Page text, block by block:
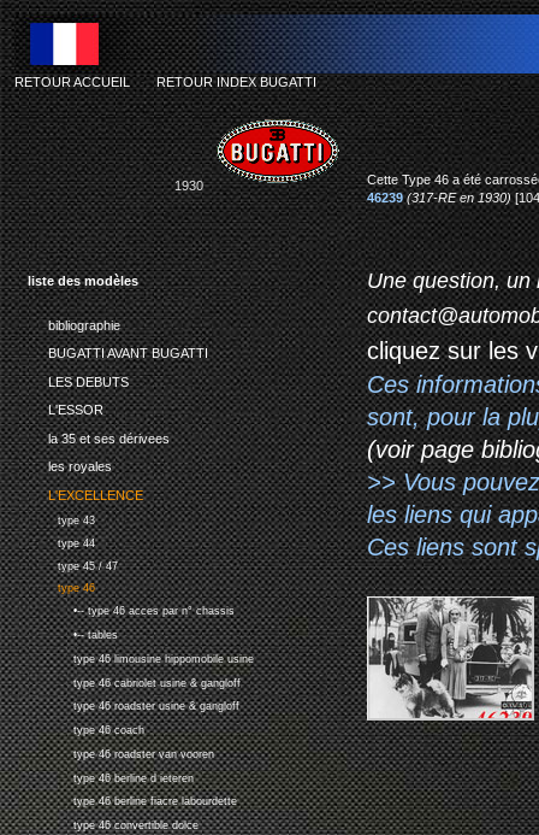
liste des modèles
bibliographie
BUGATTI AVANT BUGATTI
LES DEBUTS
L'ESSOR
la 35 et ses dérivees
les royales
L'EXCELLENCE
type 43
type 44
type 45 / 47
type 46
•-- type 46 acces par n° chassis
•-- tables
type 46 limousine hippomobile usine
type 46 cabriolet usine & gangloff
type 46 roadster usine & gangloff
type 46 coach
type 46 roadster van vooren
type 46 berline d ieteren
type 46 berline fiacre labourdette
type 46 convertible dolce
RETOUR ACCUEIL-RETOUR INDEX BUGATTI
1930
Cette Type 46 a été
46239 (317-RE en 1930)
Une question,
cliquez sur les
Ces
sont, pour la
(voir page
>> Vous
les liens qui
Ces liens sont